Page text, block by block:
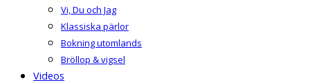
Vi, Du och Jag
Klassiska pärlor
Bokning utomlands
Bröllop & vigsel
Videos